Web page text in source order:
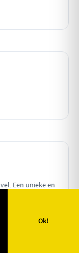
Een unieke en
Ok!